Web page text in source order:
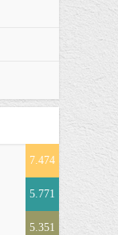
7.474
5.771
5.351